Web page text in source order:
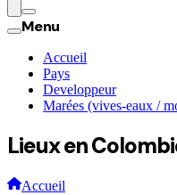
Menu
Accueil
Pays
Developpeur
Marées (vives-eaux /
Lieux en
Accueil